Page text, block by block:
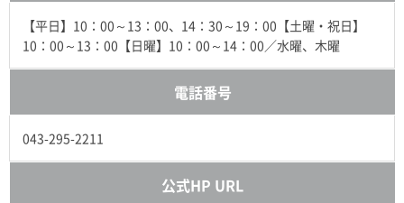
【平日】10：00～13：00、14：30～19：00【土曜・祝日】
10：00～13：00【日曜】10：00～14：00／水曜、木曜
電話番号
043-295-2211
公式HP URL